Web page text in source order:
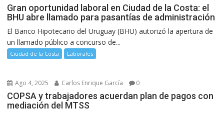
Gran oportunidad laboral en Ciudad de la Costa: el
BHU abre llamado para pasantías de administración
El Banco Hipotecario del Uruguay (BHU) autorizó la apertura de
un llamado público a concurso de...
Ciudad de la Costa Laborales
Ago 4, 2025 Carlos Enrique García 0
COPSA y trabajadores acuerdan plan de pagos con
mediación del MTSS